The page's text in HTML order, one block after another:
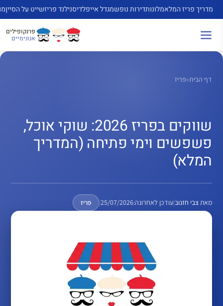
לדלג
לתוכן
מדריך פריז המלאמלונותדירות נופשמגדל אייפלדיסנילנד פריזשייט על הסיין
פרנקופילים
אנונימיים
דף הבית»פריז
שווקים בפריז 2026: שוקי אוכל,
פשפשים וימי פתיחה (המדריך
המלא)
מאתצבי חזנוב|עודכן לאחרונה:25/07/2026
| פריז